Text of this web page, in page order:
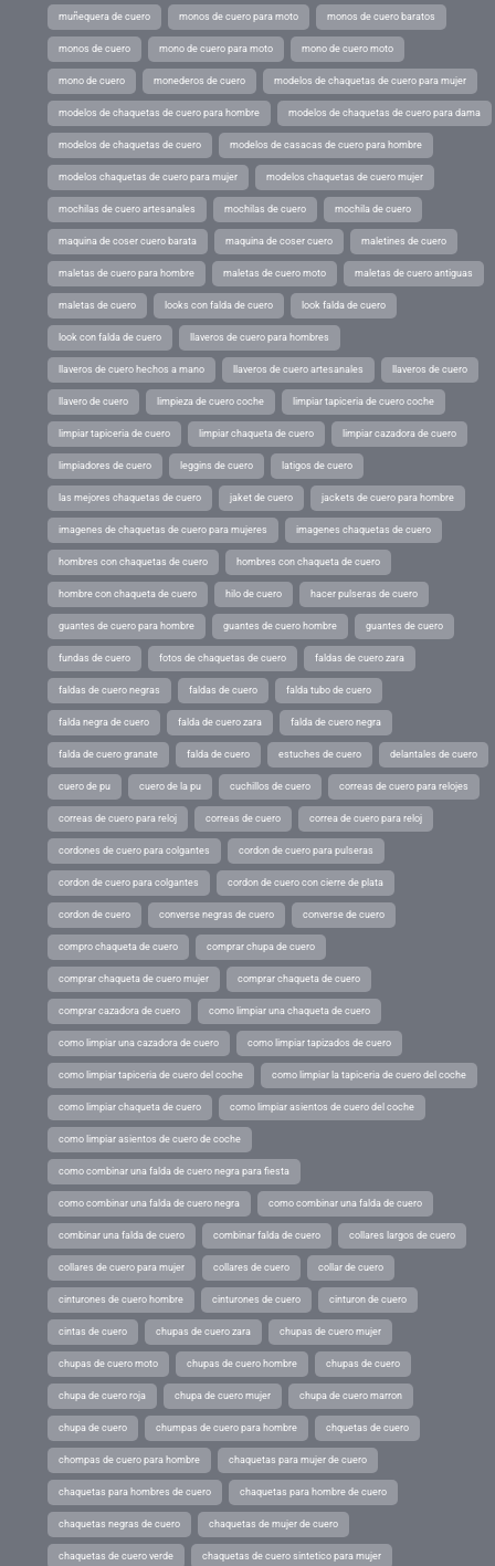
muñequera de cuero monos de cuero para moto monos de cuero baratos
monos de cuero mono de cuero para moto mono de cuero moto
mono de cuero monederos de cuero modelos de chaquetas de cuero para mujer
modelos de chaquetas de cuero para hombre modelos de chaquetas de cuero para dama
modelos de chaquetas de cuero modelos de casacas de cuero para hombre
modelos chaquetas de cuero para mujer modelos chaquetas de cuero mujer
mochilas de cuero artesanales mochilas de cuero mochila de cuero
maquina de coser cuero barata maquina de coser cuero maletines de cuero
maletas de cuero para hombre maletas de cuero moto maletas de cuero antiguas
maletas de cuero looks con falda de cuero look falda de cuero
look con falda de cuero llaveros de cuero para hombres
llaveros de cuero hechos a mano llaveros de cuero artesanales llaveros de cuero
llavero de cuero limpieza de cuero coche limpiar tapiceria de cuero coche
limpiar tapiceria de cuero limpiar chaqueta de cuero limpiar cazadora de cuero
limpiadores de cuero leggins de cuero latigos de cuero
las mejores chaquetas de cuero jaket de cuero jackets de cuero para hombre
imagenes de chaquetas de cuero para mujeres imagenes chaquetas de cuero
hombres con chaquetas de cuero hombres con chaqueta de cuero
hombre con chaqueta de cuero hilo de cuero hacer pulseras de cuero
guantes de cuero para hombre guantes de cuero hombre guantes de cuero
fundas de cuero fotos de chaquetas de cuero faldas de cuero zara
faldas de cuero negras faldas de cuero falda tubo de cuero
falda negra de cuero falda de cuero zara falda de cuero negra
falda de cuero granate falda de cuero estuches de cuero delantales de cuero
cuero de pu cuero de la pu cuchillos de cuero correas de cuero para relojes
correas de cuero para reloj correas de cuero correa de cuero para reloj
cordones de cuero para colgantes cordon de cuero para pulseras
cordon de cuero para colgantes cordon de cuero con cierre de plata
cordon de cuero converse negras de cuero converse de cuero
compro chaqueta de cuero comprar chupa de cuero
comprar chaqueta de cuero mujer comprar chaqueta de cuero
comprar cazadora de cuero como limpiar una chaqueta de cuero
como limpiar una cazadora de cuero como limpiar tapizados de cuero
como limpiar tapiceria de cuero del coche como limpiar la tapiceria de cuero del coche
como limpiar chaqueta de cuero como limpiar asientos de cuero del coche
como limpiar asientos de cuero de coche
como combinar una falda de cuero negra para fiesta
como combinar una falda de cuero negra como combinar una falda de cuero
combinar una falda de cuero combinar falda de cuero collares largos de cuero
collares de cuero para mujer collares de cuero collar de cuero
cinturones de cuero hombre cinturones de cuero cinturon de cuero
cintas de cuero chupas de cuero zara chupas de cuero mujer
chupas de cuero moto chupas de cuero hombre chupas de cuero
chupa de cuero roja chupa de cuero mujer chupa de cuero marron
chupa de cuero chumpas de cuero para hombre chquetas de cuero
chompas de cuero para hombre chaquetas para mujer de cuero
chaquetas para hombres de cuero chaquetas para hombre de cuero
chaquetas negras de cuero chaquetas de mujer de cuero
chaquetas de cuero verde chaquetas de cuero sintetico para mujer